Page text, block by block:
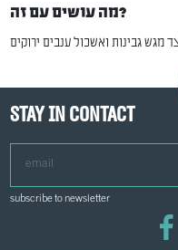
מה עושים עם זה?
Stay in contact
subscribe to newsletter